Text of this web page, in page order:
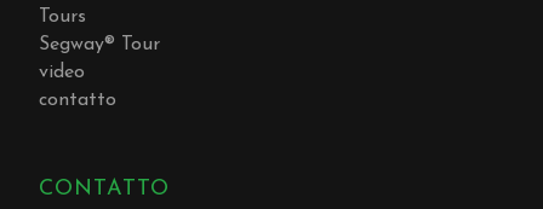
Tours
Segway® Tour
video
contatto
CONTATTO